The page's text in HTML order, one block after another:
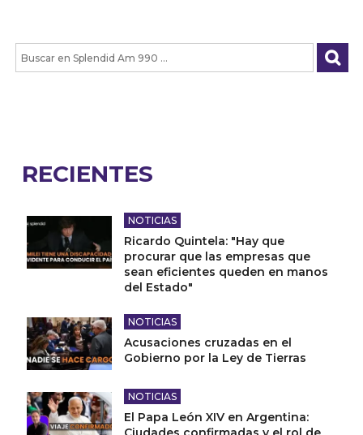
RECIENTES
NOTICIAS
Ricardo Quintela: "Hay que
procurar que las empresas que
sean eficientes queden en manos
del Estado"
NOTICIAS
Acusaciones cruzadas en el
Gobierno por la Ley de Tierras
NOTICIAS
El Papa León XIV en Argentina: